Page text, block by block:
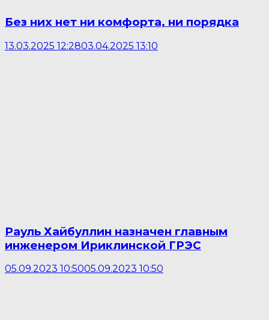
Без них нет ни комфорта, ни порядка
13.03.2025 12:2803.04.2025 13:10
Рауль Хайбуллин назначен главным
инженером Ириклинской ГРЭС
05.09.2023 10:5005.09.2023 10:50